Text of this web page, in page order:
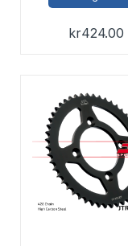
kr424.00